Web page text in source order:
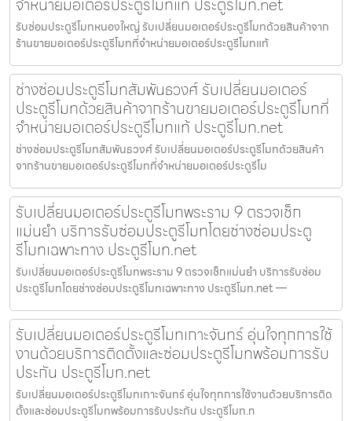
จำหน่ายมอเตอร์ประตูรีโมทแท้ ประตูรีโมท.net
รับซ่อมประตูรีโมทหนองใหญ่ รับเปลี่ยนมอเตอร์ประตูรีโมทด้วยสินค้าจาก
ร้านขายมอเตอร์ประตูรีโมทที่จำหน่ายมอเตอร์ประตูรีโมทแท้
ช่างซ่อมประตูรีโมทสัมพันธวงศ์ รับเปลี่ยนมอเตอร์
ประตูรีโมทด้วยสินค้าจากร้านขายมอเตอร์ประตูรีโมทที่
จำหน่ายมอเตอร์ประตูรีโมทแท้ ประตูรีโมท.net
ช่างซ่อมประตูรีโมทสัมพันธวงศ์ รับเปลี่ยนมอเตอร์ประตูรีโมทด้วยสินค้า
จากร้านขายมอเตอร์ประตูรีโมทที่จำหน่ายมอเตอร์ประตูรีโม
รับเปลี่ยนมอเตอร์ประตูรีโมทพระราม 9 ตรวจเช็ก
แม่นยำ บริการรับซ่อมประตูรีโมทโดยช่างซ่อมประตู
รีโมทเฉพาะทาง ประตูรีโมท.net
รับเปลี่ยนมอเตอร์ประตูรีโมทพระราม 9 ตรวจเช็กแม่นยำ บริการรับซ่อม
ประตูรีโมทโดยช่างซ่อมประตูรีโมทเฉพาะทาง ประตูรีโมท.net —
รับเปลี่ยนมอเตอร์ประตูรีโมทเกาะจันทร์ อุ่นใจทุกการใช้
งานด้วยบริการติดตั้งและซ่อมประตูรีโมทพร้อมการรับ
ประกัน ประตูรีโมท.net
รับเปลี่ยนมอเตอร์ประตูรีโมทเกาะจันทร์ อุ่นใจทุกการใช้งานด้วยบริการติด
ตั้งและซ่อมประตูรีโมทพร้อมการรับประกัน ประตูรีโมท.n